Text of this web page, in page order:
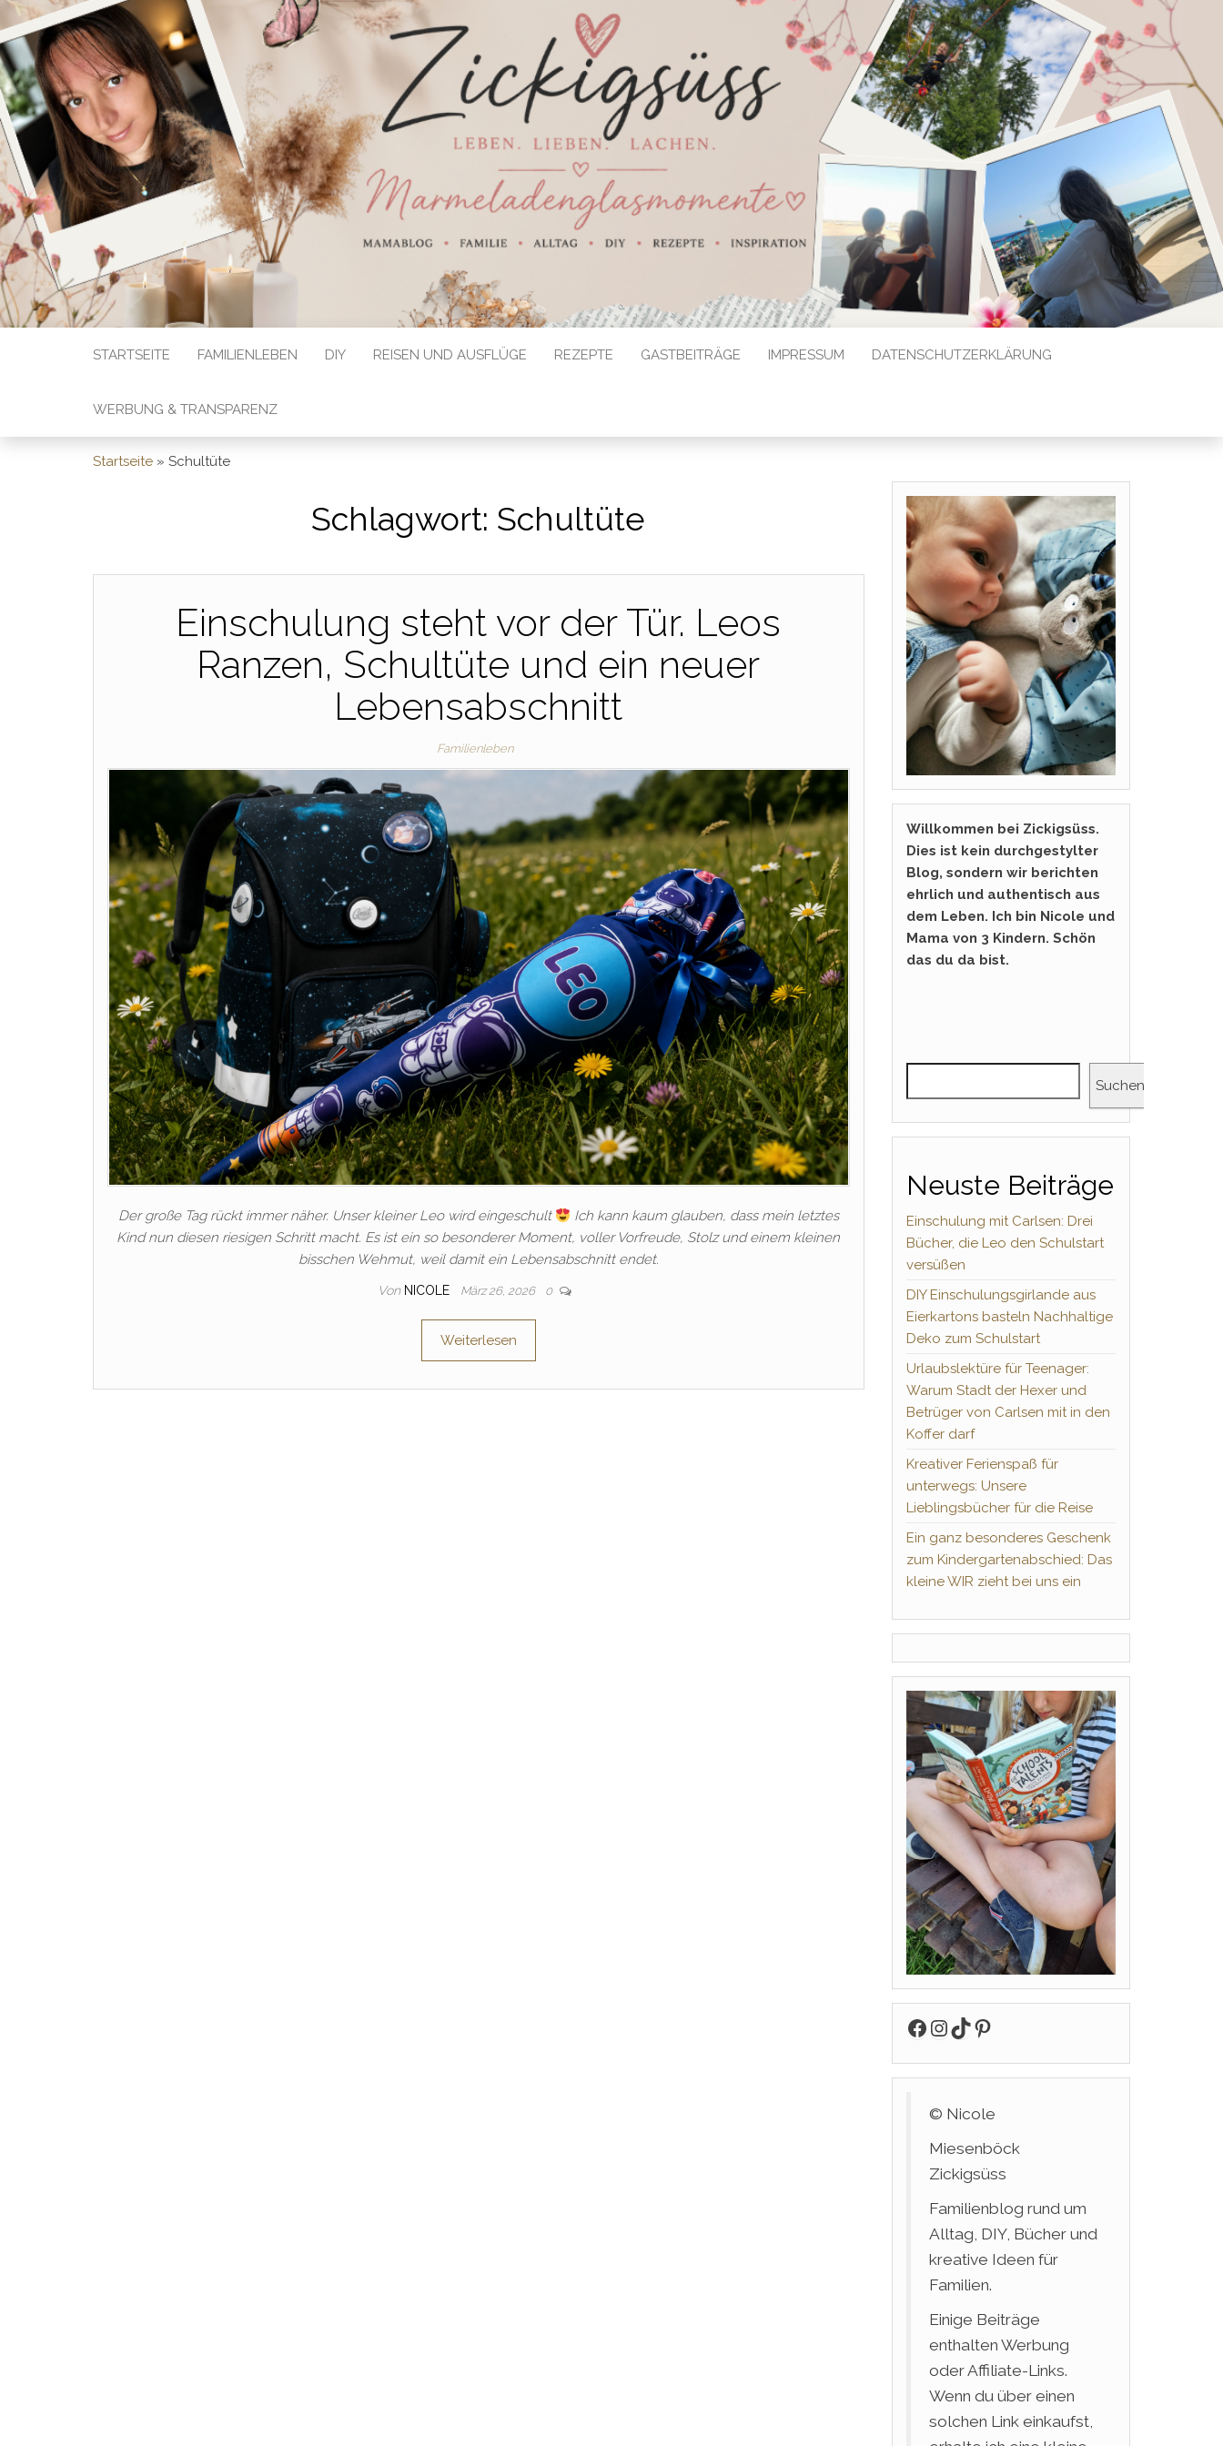
STARTSEITE FAMILIENLEBEN DIY REISEN UND AUSFLÜGE REZEPTE GASTBEITRÄGE IMPRESSUM DATENSCHUTZERKLÄRUNG
WERBUNG & TRANSPARENZ
Startseite » Schultüte
Schlagwort: Schultüte
Einschulung steht vor der Tür. Leos
Ranzen, Schultüte und ein neuer
Lebensabschnitt
Familienleben
Der große Tag rückt immer näher. Unser kleiner Leo wird eingeschult
Ich kann kaum glauben, dass mein letztes
Kind nun diesen riesigen Schritt macht. Es ist ein so besonderer Moment, voller Vorfreude, Stolz und einem kleinen
bisschen Wehmut, weil damit ein Lebensabschnitt endet.
Von NICOLE März 26, 2026 0
Weiterlesen
Willkommen bei Zickigsüss.
Dies ist kein durchgestylter
Blog, sondern wir berichten
ehrlich und authentisch aus
dem Leben. Ich bin Nicole und
Mama von 3 Kindern. Schön
das du da bist.
Suchen
Neuste Beiträge
Einschulung mit Carlsen: Drei
Bücher, die Leo den Schulstart
versüßen
DIY Einschulungsgirlande aus
Eierkartons basteln Nachhaltige
Deko zum Schulstart
Urlaubslektüre für Teenager:
Warum Stadt der Hexer und
Betrüger von Carlsen mit in den
Koffer darf
Kreativer Ferienspaß für
unterwegs: Unsere
Lieblingsbücher für die Reise
Ein ganz besonderes Geschenk
zum Kindergartenabschied: Das
kleine WIR zieht bei uns ein
Facebook
Instagram
TikTok
Pinterest
© Nicole
Miesenböck
Zickigsüss
Familienblog rund um
Alltag, DIY, Bücher und
kreative Ideen für
Familien.
Einige Beiträge
enthalten Werbung
oder Affiliate-Links.
Wenn du über einen
solchen Link einkaufst,